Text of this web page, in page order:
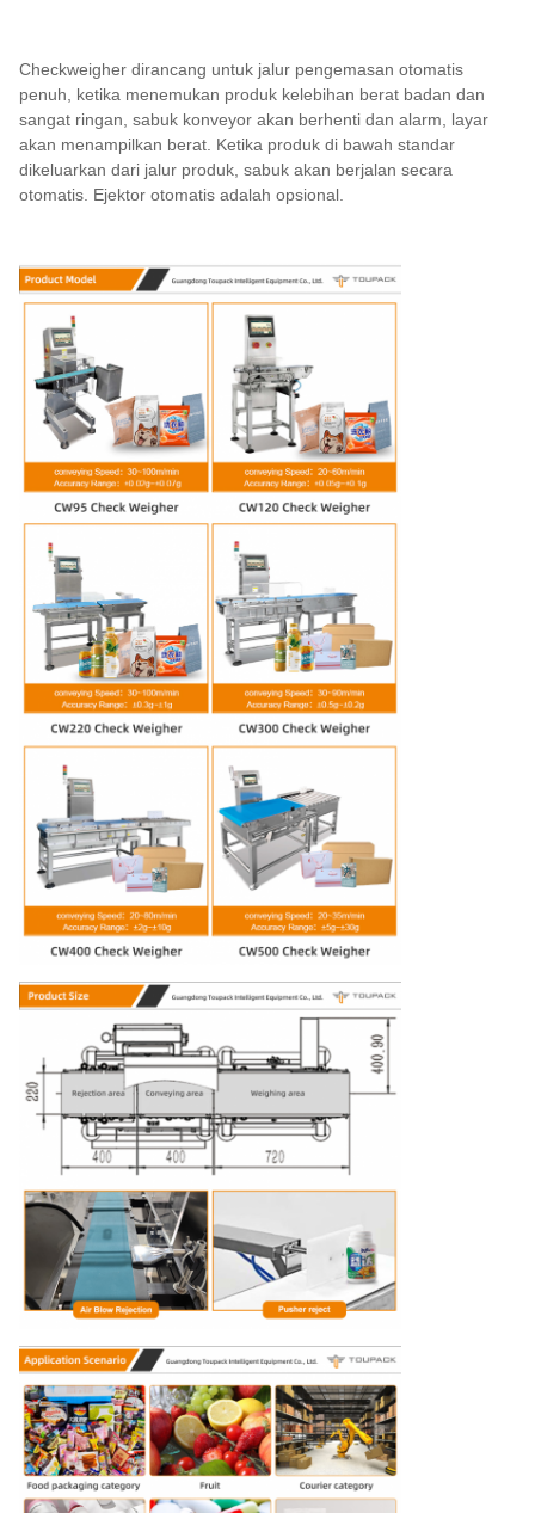
Checkweigher dirancang untuk jalur pengemasan otomatis
penuh, ketika menemukan produk kelebihan berat badan dan
sangat ringan, sabuk konveyor akan berhenti dan alarm, layar
akan menampilkan berat. Ketika produk di bawah standar
dikeluarkan dari jalur produk, sabuk akan berjalan secara
otomatis. Ejektor otomatis adalah opsional.